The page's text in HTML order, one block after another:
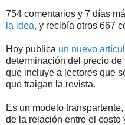
754 comentarios y 7 días
la idea, y recibía otros 667
Hoy publica un nuevo
determinación del precio
que incluye a lectores que
que traigan la revista.
Es un modelo
de la relación entre el costo